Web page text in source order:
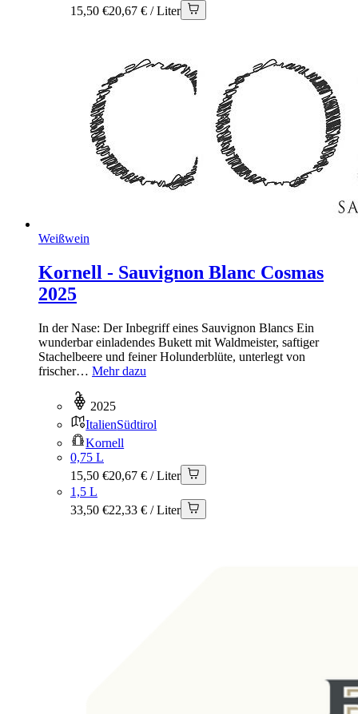
15,50 €20,67 € / Liter
Weißwein
Kornell - Sauvignon Blanc Cosmas
2025
In der Nase: Der Inbegriff eines Sauvignon Blancs Ein
wunderbar einladendes Bukett mit Waldmeister, saftiger
Stachelbeere und feiner Holunderblüte, unterlegt von
frischer… Mehr dazu
2025
ItalienSüdtirol
Kornell
0,75 L
15,50 €20,67 € / Liter
1,5 L
33,50 €22,33 € / Liter